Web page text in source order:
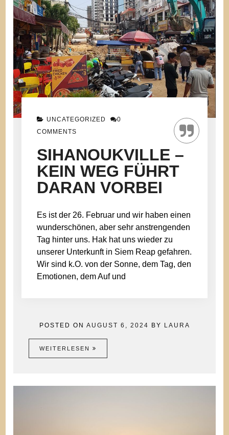
UNCATEGORIZED
0
COMMENTS
SIHANOUKVILLE –
KEIN WEG FÜHRT
DARAN VORBEI
Es ist der 26. Februar und wir haben einen
wunderschönen, aber sehr anstrengenden
Tag hinter uns. Hak hat uns wieder zu
unserer Unterkunft in Siem Reap gefahren.
Wir sind k.O. von der Sonne, dem Tag, den
Emotionen, dem Auf und
POSTED ON AUGUST 6, 2024 BY LAURA
WEITERLESEN